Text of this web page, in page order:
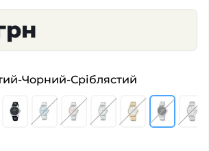
Чорний-Сріблястий